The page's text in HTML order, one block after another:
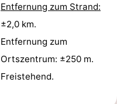
Entfernung zum Strand:
±2,0 km.
Entfernung zum
Ortszentrum: ±250 m.
Freistehend.